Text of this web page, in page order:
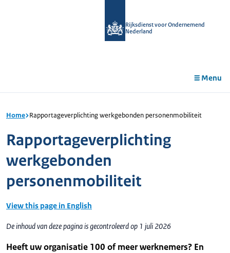
Rijksdienst voor Ondernemend
Nederland
Menu
Home Rapportageverplichting werkgebonden personenmobiliteit
Rapportageverplichting
werkgebonden
personenmobiliteit
View this page in English
De inhoud van deze pagina is gecontroleerd op 1 juli 2026
Heeft uw organisatie 100 of meer werknemers? En